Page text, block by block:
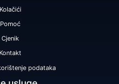
Kolačići
Pomoć
Cjenik
Kontakt
podataka